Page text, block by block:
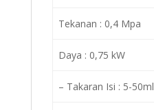
Tekanan : 0,4 Mpa
Daya : 0,75 kW
– Takaran Isi : 5-50ml